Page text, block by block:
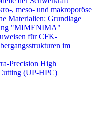
, meso- und makroporöse
Materialien: Grundlage
"MIMENIMA"
für CFK-
im
Precision High
(UP-HPC)